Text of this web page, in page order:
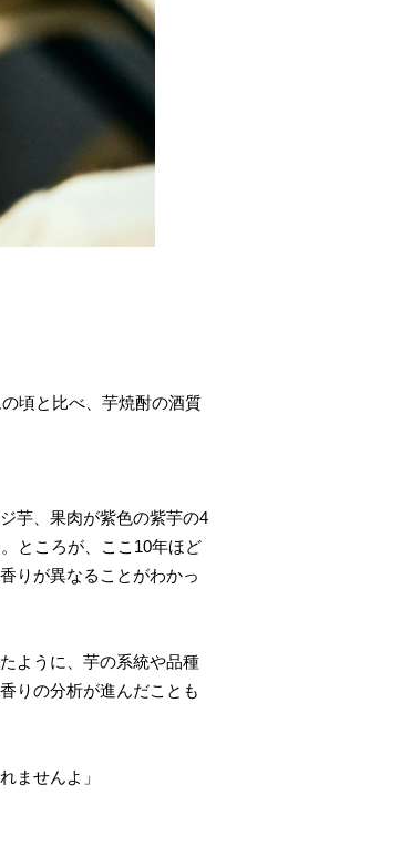
頃と比べ、芋焼酎の酒質
芋、果肉が紫色の紫芋の4
ところが、ここ10年ほど
りが異なることがわかっ
ように、芋の系統や品種
りの分析が進んだことも
ませんよ」